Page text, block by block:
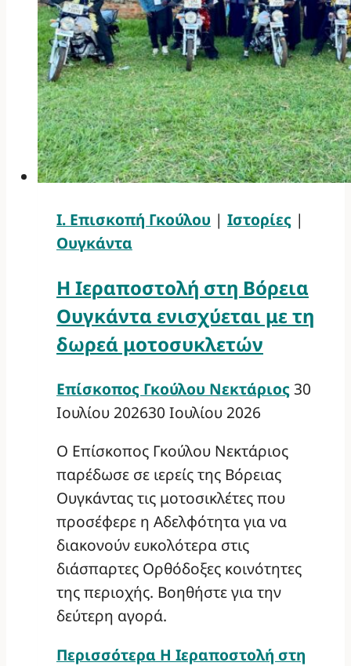
Ι. Επισκοπή Γκούλου | Ιστορίες |
Ουγκάντα
Η Ιεραποστολή στη Βόρεια
Ουγκάντα ενισχύεται με τη
δωρεά μοτοσυκλετών
Επίσκοπος Γκούλου Νεκτάριος 30
Ιουλίου 202630 Ιουλίου 2026
Ο Επίσκοπος Γκούλου Νεκτάριος
παρέδωσε σε ιερείς της Βόρειας
Ουγκάντας τις μοτοσικλέτες που
προσέφερε η Αδελφότητα για να
διακονούν ευκολότερα στις
διάσπαρτες Ορθόδοξες κοινότητες
της περιοχής. Βοηθήστε για την
δεύτερη αγορά.
Περισσότερα Η Ιεραποστολή στη